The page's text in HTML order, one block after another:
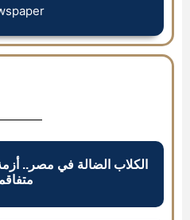
الكلاب الضالة في مصر..